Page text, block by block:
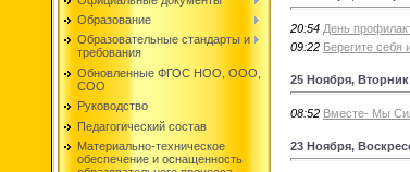
Образование
Образовательные стандарты и
требования
Обновленные ФГОС НОО, ООО,
СОО
Руководство
Педагогический состав
Материально-техническое
обеспечение и оснащенность
20:54 День
09:22 Берегите себя
25 Ноября, Вторник
08:52 Вместе- Мы
23 Ноября,